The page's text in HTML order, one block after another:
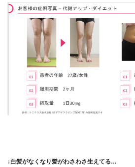
↓白髪がなくなり髪がわさわさ生えてる…